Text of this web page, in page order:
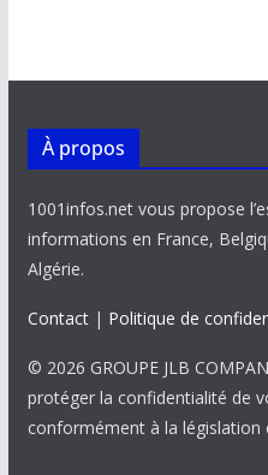
À propos
1001infos.net vous propose
informations en France,
Algérie.
Contact| Politique de
© 2026 GROUPE JLB
protéger la confidentialité de
conformément à la législation